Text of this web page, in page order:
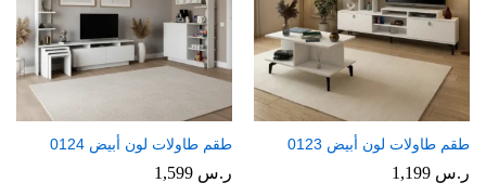
طقم طاولات لون أبيض 0123
ر.س
طقم طاولات لون أبيض 0124
ر.س